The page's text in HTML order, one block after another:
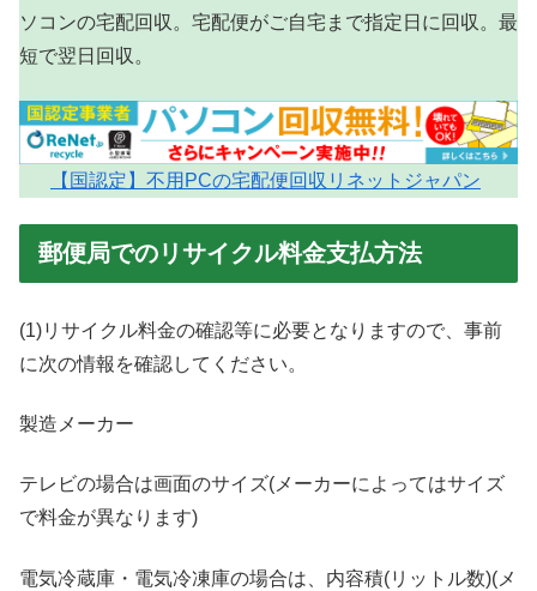
ソコンの宅配回収。宅配便がご自宅まで指定日に回収。最
短で翌日回収。
【国認定】不用PCの宅配便回収リネットジャパン
郵便局でのリサイクル料金支払方法
(1)リサイクル料金の確認等に必要となりますので、事前
に次の情報を確認してください。
製造メーカー
テレビの場合は画面のサイズ(メーカーによってはサイズ
で料金が異なります)
電気冷蔵庫・電気冷凍庫の場合は、内容積(リットル数)(メ